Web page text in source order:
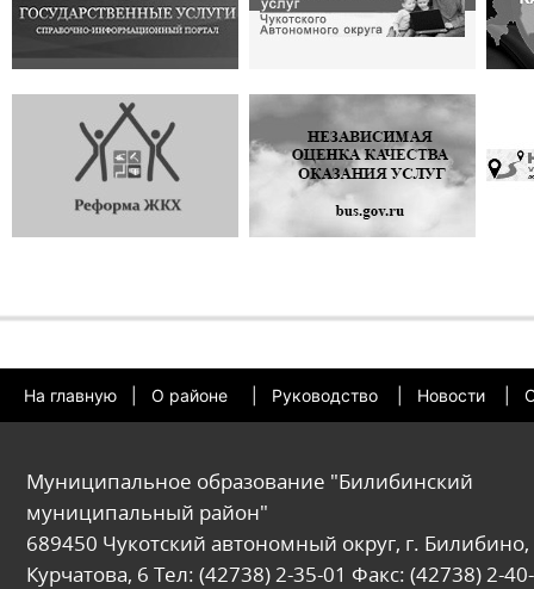
На главную О районе Руководство Новости
Муниципальное образование "Билибинский
муниципальный район"
689450 Чукотский автономный округ, г. Билибино,
Курчатова, 6 Тел: (42738) 2-35-01 Факс: (42738) 2-